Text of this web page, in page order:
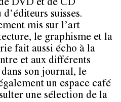
DVD et de CD
suisses.
mis sur l’art
le graphisme et la
fait aussi écho à la
et aux différents
son journal, le
un espace café
une sélection de la